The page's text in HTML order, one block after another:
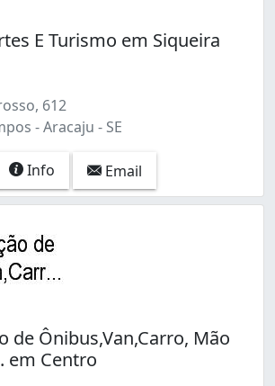
E Turismo em Siqueira
612
- Aracaju - SE
Info Email
de Ônibus,Van,Carro, Mão
em Centro